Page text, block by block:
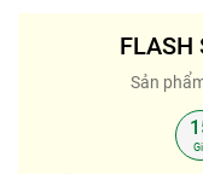
FLASH
Sản